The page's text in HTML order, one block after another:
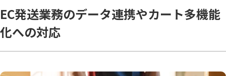
EC発送業務のデータ連携やカート多機能
化への対応